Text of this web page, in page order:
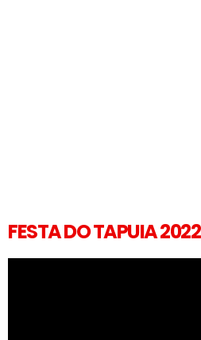
FESTA DO TAPUIA 2022